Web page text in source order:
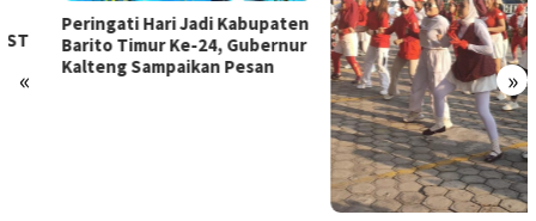
« »
Peringati Hari Jadi Kabupaten
Barito Timur Ke-24, Gubernur
Kalteng Sampaikan Pesan